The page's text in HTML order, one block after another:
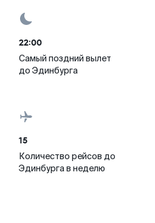
22:00
Самый поздний вылет
до Эдинбурга
15
Количество рейсов до
Эдинбурга в неделю